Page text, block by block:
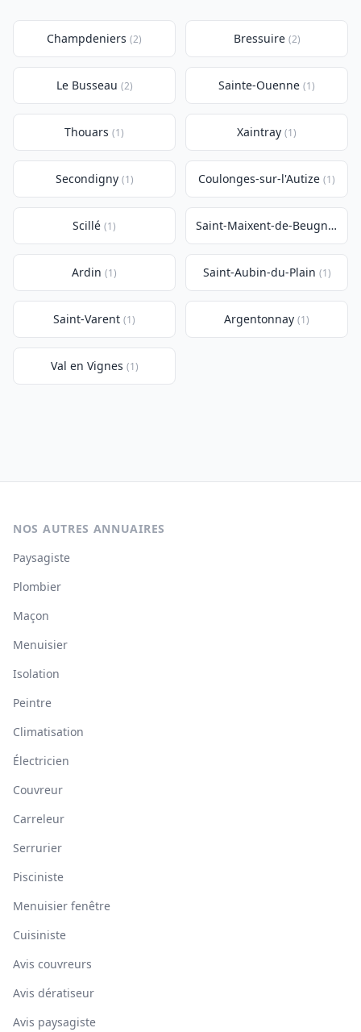
Champdeniers (2) Bressuire (2)
Le Busseau (2) Sainte-Ouenne (1)
Thouars (1) Xaintray (1)
Secondigny (1) Coulonges-sur-l'Autize (1)
Scillé (1) Saint-Maixent-de-Beugné
Ardin (1) Saint-Aubin-du-Plain (1)
Saint-Varent (1) Argentonnay (1)
Val en Vignes (1)
NOS AUTRES ANNUAIRES
Paysagiste
Plombier
Maçon
Menuisier
Isolation
Peintre
Climatisation
Électricien
Couvreur
Carreleur
Serrurier
Pisciniste
Menuisier fenêtre
Cuisiniste
Avis couvreurs
Avis dératiseur
Avis paysagiste